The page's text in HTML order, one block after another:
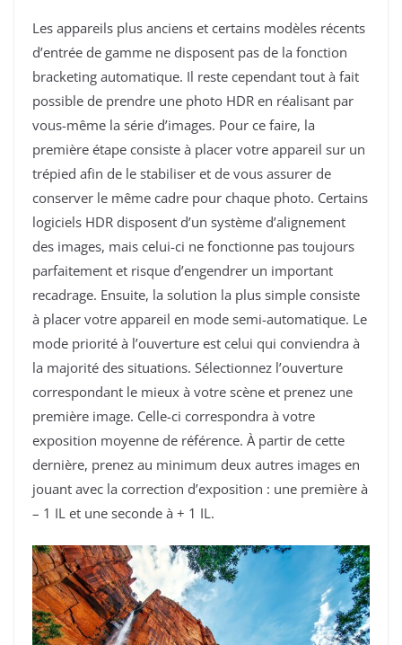
Les appareils plus anciens et certains modèles récents
d’entrée de gamme ne disposent pas de la fonction
bracketing automatique. Il reste cependant tout à fait
possible de prendre une photo HDR en réalisant par
vous-même la série d’images. Pour ce faire, la
première étape consiste à placer votre appareil sur un
trépied afin de le stabiliser et de vous assurer de
conserver le même cadre pour chaque photo. Certains
logiciels HDR disposent d’un système d’alignement
des images, mais celui-ci ne fonctionne pas toujours
parfaitement et risque d’engendrer un important
recadrage. Ensuite, la solution la plus simple consiste
à placer votre appareil en mode semi-automatique. Le
mode priorité à l’ouverture est celui qui conviendra à
la majorité des situations. Sélectionnez l’ouverture
correspondant le mieux à votre scène et prenez une
première image. Celle-ci correspondra à votre
exposition moyenne de référence. À partir de cette
dernière, prenez au minimum deux autres images en
jouant avec la correction d’exposition : une première à
– 1 IL et une seconde à + 1 IL.